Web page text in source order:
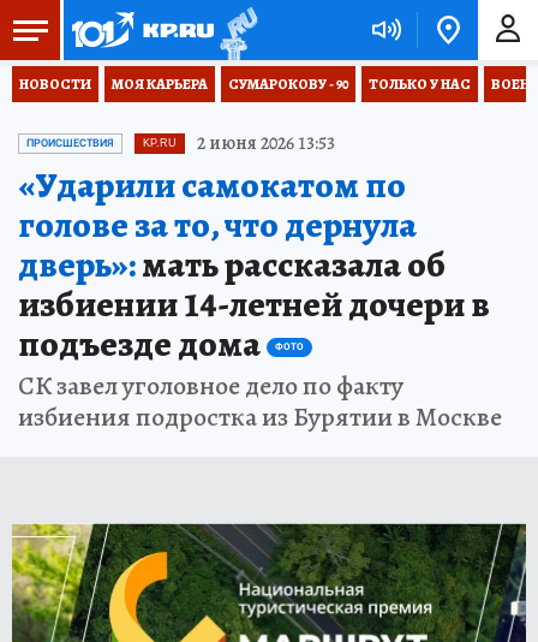
НОВОСТИ МОЯ КАРЬЕРА СУМАРОКОВУ - 90 ТОЛЬКО У НАС
ПРОИСШЕСТВИЯ KP.RU 2 июня 2026 13:53
«Ударили самокатом по
голове за то, что дернула
дверь»:мать рассказала об
избиении 14-летней дочери в
подъезде дома
ФОТО
СК завел уголовное дело по факту
избиения подростка из Бурятии в Москве